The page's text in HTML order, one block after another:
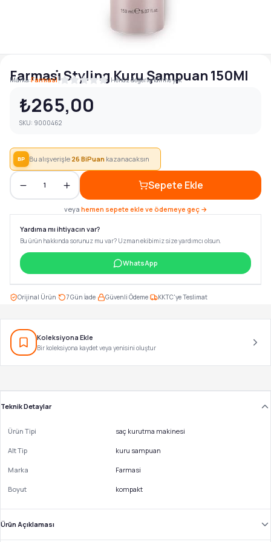
Farmasi̇ Styling Kuru Şampuan 150Ml
Marka:Farmasi| Henüz değerlendirme yok
₺265,00
SKU: 9000462
BP Bu alışverişle 26 BiPuan kazanacaksın
1 Sepete Ekle
veya hemen sepete ekle ve ödemeye geç →
Yardıma mı ihtiyacın var?
Bu ürün hakkında sorunuz mu var? Uzman ekibimiz size yardımcı olsun.
WhatsApp
Orijinal Ürün 7 Gün İade Güvenli Ödeme KKTC'ye Teslimat
Koleksiyona Ekle
Bir koleksiyona kaydet veya yenisini oluştur
Teknik Detaylar
Ürün Tipi saç kurutma makinesi
Alt Tip kuru sampuan
Marka Farmasi
Boyut kompakt
Ürün Açıklaması